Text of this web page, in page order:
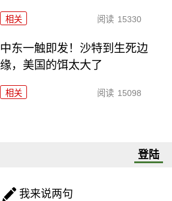
相关 阅读 15330
中东一触即发！沙特到生死边
缘，美国的饵太大了
相关 阅读 15098
登陆
我来说两句